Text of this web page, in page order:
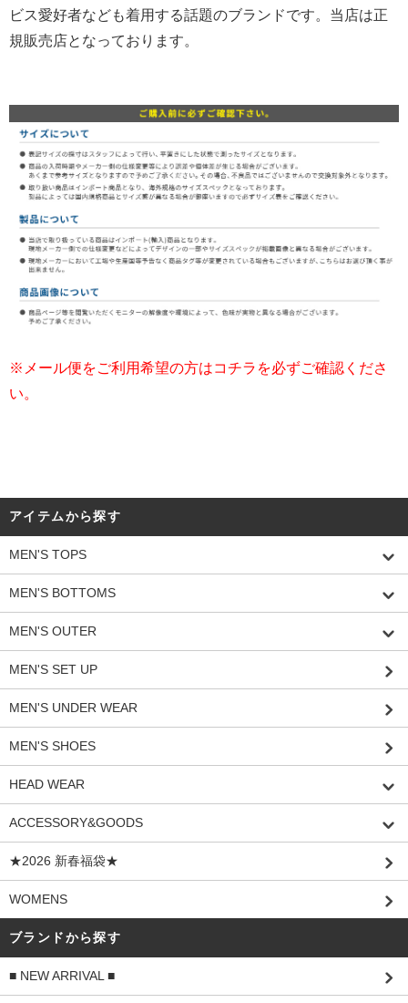
ビス愛好者なども着用する話題のブランドです。当店は正
規販売店となっております。
※メール便をご利用希望の方はコチラを必ずご確認くださ
い。
アイテムから探す
MEN'S TOPS
MEN'S BOTTOMS
MEN'S OUTER
MEN'S SET UP
MEN'S UNDER WEAR
MEN'S SHOES
HEAD WEAR
ACCESSORY&GOODS
★2026 新春福袋★
WOMENS
ブランドから探す
■ NEW ARRIVAL ■